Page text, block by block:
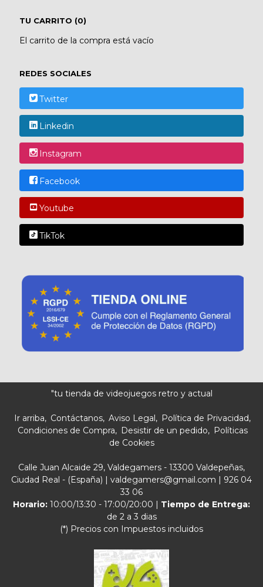
TU CARRITO (0)
El carrito de la compra está vacío
REDES SOCIALES
Twitter
Linkedin
Instagram
Facebook
Youtube
TikTok
"tu tienda de videojuegos retro y actual
Ir arriba Contáctanos Aviso Legal
Política de Privacidad
Condiciones de Compra
Desistir de un pedido
Políticas
de Cookies
Calle Juan Alcaide 29, Valdegamers - 13300 Valdepeñas,
Ciudad Real - (España) | valdegamers@gmail.com | 926 04
33 06
Horario: 10:00/13:30 - 17:00/20:00 | Tiempo de Entrega:
de 2 a 3 dias
(*) Precios con Impuestos incluidos